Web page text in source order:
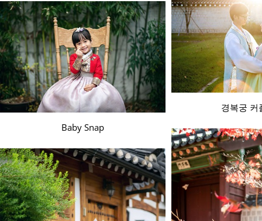
경복궁 커
Baby Snap